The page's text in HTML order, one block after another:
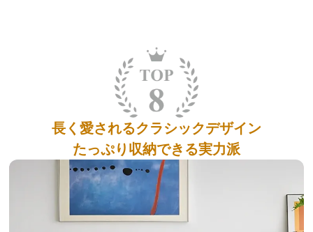
長く愛されるクラシックデザイン
たっぷり収納できる実力派